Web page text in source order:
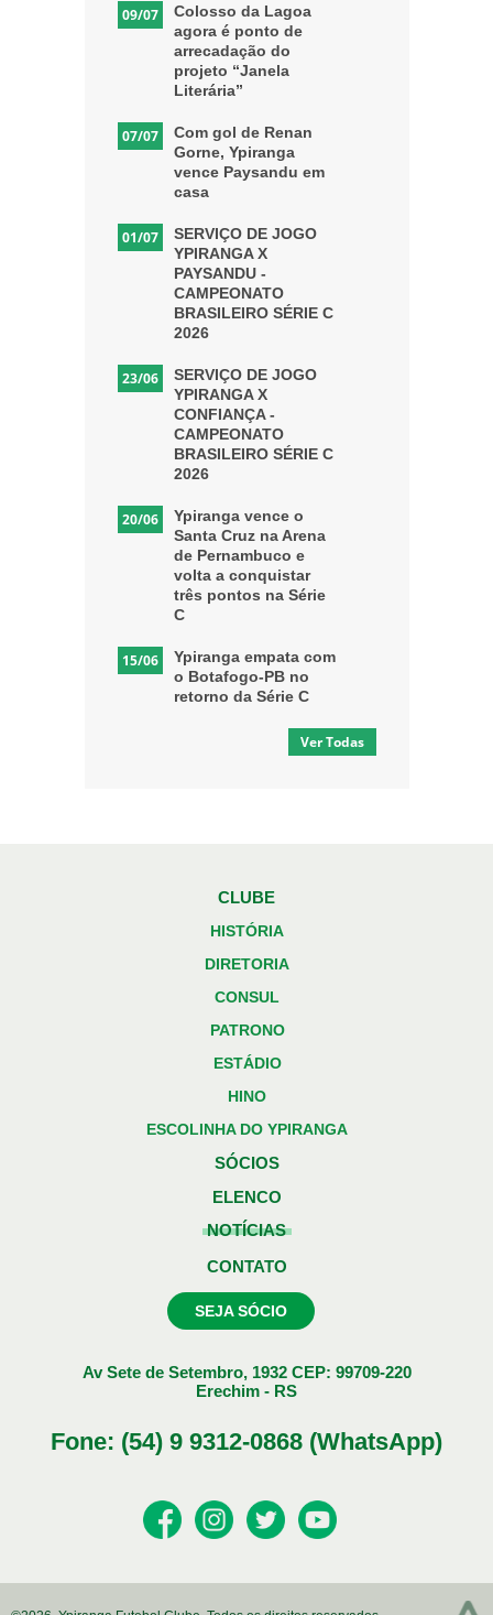
09/07
Colosso da Lagoa
agora é ponto de
arrecadação do
projeto “Janela
Literária”
07/07
Com gol de Renan
Gorne, Ypiranga
vence Paysandu em
casa
01/07
SERVIÇO DE JOGO
YPIRANGA X
PAYSANDU -
CAMPEONATO
BRASILEIRO SÉRIE C
2026
23/06
SERVIÇO DE JOGO
YPIRANGA X
CONFIANÇA -
CAMPEONATO
BRASILEIRO SÉRIE C
2026
20/06
Ypiranga vence o
Santa Cruz na Arena
de Pernambuco e
volta a conquistar
três pontos na Série
C
15/06
Ypiranga empata com
o Botafogo-PB no
retorno da Série C
Ver Todas
CLUBE
HISTÓRIA
DIRETORIA
CONSUL
PATRONO
ESTÁDIO
HINO
ESCOLINHA DO YPIRANGA
SÓCIOS
ELENCO
NOTÍCIAS
CONTATO
SEJA SÓCIO
Av Sete de Setembro, 1932 CEP: 99709-220
Erechim - RS
Fone: (54) 9 9312-0868 (WhatsApp)